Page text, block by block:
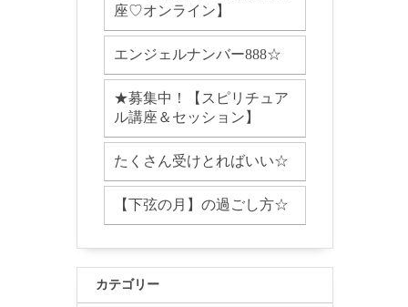
座♡オンライン】
エンジェルナンバー888☆
★募集中！【スピリチュア
ル講座＆セッション】
たくさん受けとればいい☆
【下弦の月】の過ごし方☆
カテゴリー